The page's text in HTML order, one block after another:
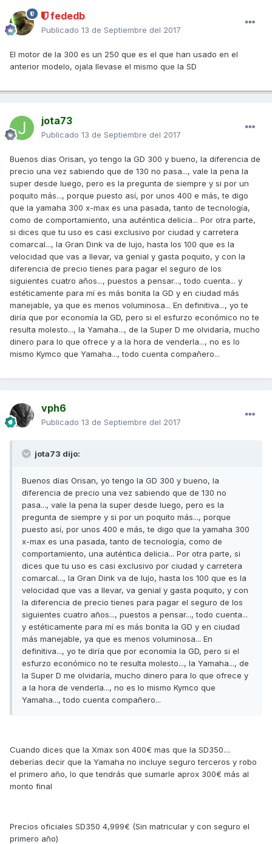
fededb
Publicado 13 de Septiembre del 2017
El motor de la 300 es un 250 que es el que han usado en el
anterior modelo, ojala llevase el mismo que la SD
jota73
Publicado 13 de Septiembre del 2017
Buenos días Orisan, yo tengo la GD 300 y bueno, la diferencia de
precio una vez sabiendo que de 130 no pasa..., vale la pena la
super desde luego, pero es la pregunta de siempre y si por un
poquito más..., porque puesto así, por unos 400 e más, te digo
que la yamaha 300 x-max es una pasada, tanto de tecnología,
como de comportamiento, una auténtica delicia... Por otra parte,
si dices que tu uso es casi exclusivo por ciudad y carretera
comarcal..., la Gran Dink va de lujo, hasta los 100 que es la
velocidad que vas a llevar, va genial y gasta poquito, y con la
diferencia de precio tienes para pagar el seguro de los
siguientes cuatro años..., puestos a pensar..., todo cuenta... y
estéticamente para mí es más bonita la GD y en ciudad más
manejable, ya que es menos voluminosa... En definitiva..., yo te
diría que por economía la GD, pero si el esfurzo económico no te
resulta molesto..., la Yamaha..., de la Super D me olvidaría, mucho
dinero para lo que ofrece y a la hora de venderla..., no es lo
mismo Kymco que Yamaha..., todo cuenta compañero...
vph6
Publicado 13 de Septiembre del 2017
jota73 dijo:
Buenos días Orisan, yo tengo la GD 300 y bueno, la
diferencia de precio una vez sabiendo que de 130 no
pasa..., vale la pena la super desde luego, pero es la
pregunta de siempre y si por un poquito más..., porque
puesto así, por unos 400 e más, te digo que la yamaha 300
x-max es una pasada, tanto de tecnología, como de
comportamiento, una auténtica delicia... Por otra parte, si
dices que tu uso es casi exclusivo por ciudad y carretera
comarcal..., la Gran Dink va de lujo, hasta los 100 que es la
velocidad que vas a llevar, va genial y gasta poquito, y con
la diferencia de precio tienes para pagar el seguro de los
siguientes cuatro años..., puestos a pensar..., todo cuenta...
y estéticamente para mí es más bonita la GD y en ciudad
más manejable, ya que es menos voluminosa... En
definitiva..., yo te diría que por economía la GD, pero si el
esfurzo económico no te resulta molesto..., la Yamaha..., de
la Super D me olvidaría, mucho dinero para lo que ofrece y
a la hora de venderla..., no es lo mismo Kymco que
Yamaha..., todo cuenta compañero...
Cuando dices que la Xmax son 400€ mas que la SD350....
deberías decir que la Yamaha no incluye seguro terceros y robo
el primero año, lo que tendrás que sumarle aprox 300€ más al
monto final
Precios oficiales SD350 4,999€ (Sin matricular y con seguro el
primero año)